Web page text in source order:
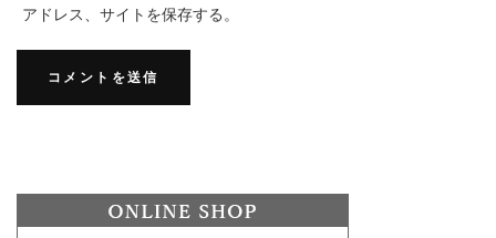
アドレス、サイトを保存する。